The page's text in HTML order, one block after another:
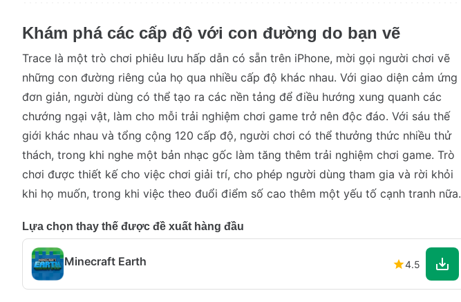
Khám phá các cấp độ với con đường do bạn vẽ
Trace là một trò chơi phiêu lưu hấp dẫn có sẵn trên iPhone, mời gọi người chơi vẽ
những con đường riêng của họ qua nhiều cấp độ khác nhau. Với giao diện cảm ứng
đơn giản, người dùng có thể tạo ra các nền tảng để điều hướng xung quanh các
chướng ngại vật, làm cho mỗi trải nghiệm chơi game trở nên độc đáo. Với sáu thế
giới khác nhau và tổng cộng 120 cấp độ, người chơi có thể thưởng thức nhiều thử
thách, trong khi nghe một bản nhạc gốc làm tăng thêm trải nghiệm chơi game. Trò
chơi được thiết kế cho việc chơi giải trí, cho phép người dùng tham gia và rời khỏi
khi họ muốn, trong khi việc theo đuổi điểm số cao thêm một yếu tố cạnh tranh nữa.
Lựa chọn thay thế được đề xuất hàng đầu
Minecraft Earth 4.5